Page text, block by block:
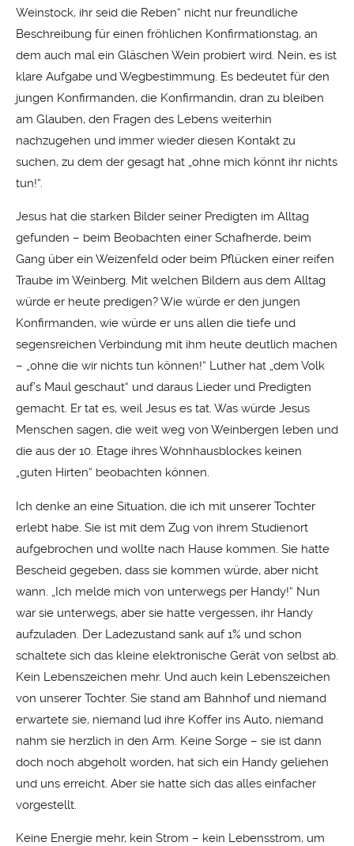
Weinstock, ihr seid die Reben“ nicht nur freundliche
Beschreibung für einen fröhlichen Konfirmationstag, an
dem auch mal ein Gläschen Wein probiert wird. Nein, es ist
klare Aufgabe und Wegbestimmung. Es bedeutet für den
jungen Konfirmanden, die Konfirmandin, dran zu bleiben
am Glauben, den Fragen des Lebens weiterhin
nachzugehen und immer wieder diesen Kontakt zu
suchen, zu dem der gesagt hat „ohne mich könnt ihr nichts
tun!“.
Jesus hat die starken Bilder seiner Predigten im Alltag
gefunden – beim Beobachten einer Schafherde, beim
Gang über ein Weizenfeld oder beim Pflücken einer reifen
Traube im Weinberg. Mit welchen Bildern aus dem Alltag
würde er heute predigen? Wie würde er den jungen
Konfirmanden, wie würde er uns allen die tiefe und
segensreichen Verbindung mit ihm heute deutlich machen
– „ohne die wir nichts tun können!“ Luther hat „dem Volk
auf’s Maul geschaut“ und daraus Lieder und Predigten
gemacht. Er tat es, weil Jesus es tat. Was würde Jesus
Menschen sagen, die weit weg von Weinbergen leben und
die aus der 10. Etage ihres Wohnhausblockes keinen
„guten Hirten“ beobachten können.
Ich denke an eine Situation, die ich mit unserer Tochter
erlebt habe. Sie ist mit dem Zug von ihrem Studienort
aufgebrochen und wollte nach Hause kommen. Sie hatte
Bescheid gegeben, dass sie kommen würde, aber nicht
wann. „Ich melde mich von unterwegs per Handy!“ Nun
war sie unterwegs, aber sie hatte vergessen, ihr Handy
aufzuladen. Der Ladezustand sank auf 1% und schon
schaltete sich das kleine elektronische Gerät von selbst ab.
Kein Lebenszeichen mehr. Und auch kein Lebenszeichen
von unserer Tochter. Sie stand am Bahnhof und niemand
erwartete sie, niemand lud ihre Koffer ins Auto, niemand
nahm sie herzlich in den Arm. Keine Sorge – sie ist dann
doch noch abgeholt worden, hat sich ein Handy geliehen
und uns erreicht. Aber sie hatte sich das alles einfacher
vorgestellt.
Keine Energie mehr, kein Strom – kein Lebensstrom, um